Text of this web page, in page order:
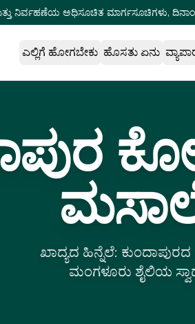
ನಿರ್ವಹಣೆಯ ಅಧಿಸೂಚಿತ ಮಾರ್ಗಸೂಚಿಗಳು,
ಎಲ್ಲಿಗೆ ಹೋಗಬೇಕು ಹೊಸತು ಏನು
ಖಾದ್ಯದ ಹಿನ್ನೆಲೆ:
ಮಂಗಳೂರು ಶೈಲಿಯ